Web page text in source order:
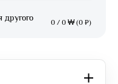
другого
0 / 0 ₩ (0 ₽)